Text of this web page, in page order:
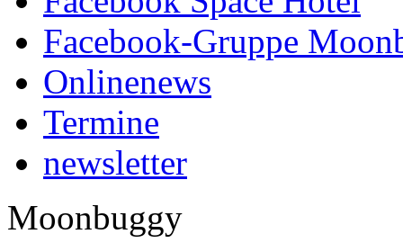
Facebook-Gruppe
Onlinenews
Termine
newsletter
Moonbuggy